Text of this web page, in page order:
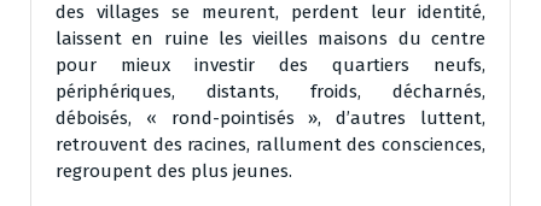
des villages se meurent, perdent leur identité,
laissent en ruine les vieilles maisons du centre
pour mieux investir des quartiers neufs,
périphériques, distants, froids, décharnés,
déboisés, « rond-pointisés », d’autres luttent,
retrouvent des racines, rallument des consciences,
regroupent des plus jeunes.